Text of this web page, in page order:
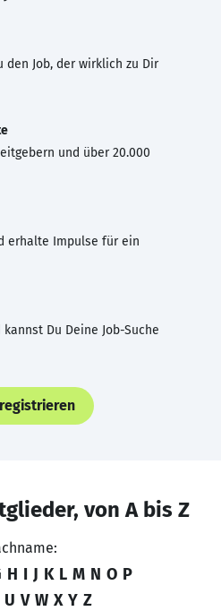
den Job, der wirklich zu Dir
und über 20.000
erhalte Impulse für ein
Du Deine Job-Suche
von A bis Z
H I J K L M N O P
U V W X Y Z